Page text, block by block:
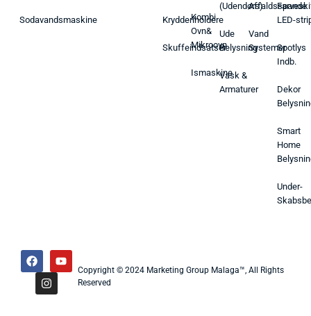
Sodavandsmaskine Krydderiholdere
Skuffeindsatser
Kombi
Ovn&
Mikroovn
Ismaskine
(Udendørs)
Ude
Belysning
Vask &
Armaturer
Affaldsspande
Vand
Systemer
LED-
Spotlys
Indb.
Dekor
Smart
Home
Under-
Copyright © 2024 Marketing Group Malaga™, All Rights
Reserved